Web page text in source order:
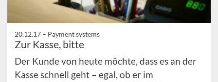
20.12.17 – Payment systems
Zur Kasse, bitte
Der Kunde von heute möchte, dass es an der
Kasse schnell geht – egal, ob er im